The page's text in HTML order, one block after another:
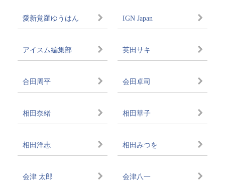
愛新覚羅ゆうはん IGN Japan
アイスム編集部 英田サキ
合田周平 会田卓司
相田奈緒 相田華子
相田洋志 相田みつを
会津 太郎 会津八一